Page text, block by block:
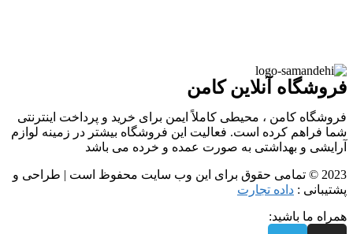
فروشگاه آنلاین کامن
فروشگاه کامن ، محیطی کاملاً ایمن برای خرید و پرداخت اینترنتی
شما فراهم کرده است. فعالیت این فروشگاه بیشتر در زمینه لوازم
آرایشی و بهداشتی به صورت عمده و خرده می باشد
2023 © تمامی حقوق برای این وب سایت محفوظ است | طراحی و
پشتیبانی : داده تجارت
همراه ما باشید: